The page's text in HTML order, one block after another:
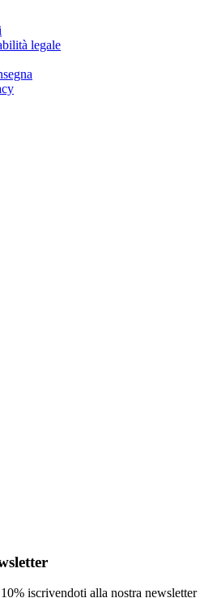
legale
iscrivendoti alla nostra newsletter